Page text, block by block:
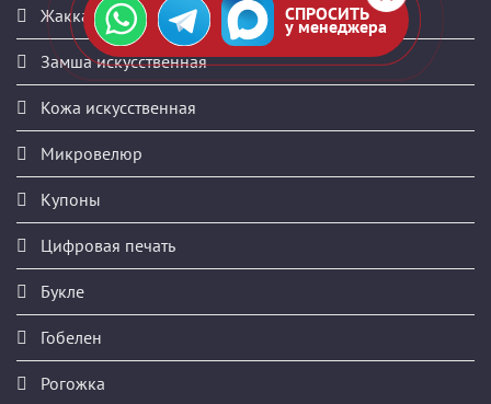
СПРОСИТЬ
у менеджера
Жаккард
Замша искусственная
Кожа искусственная
Микровелюр
Купоны
Цифровая печать
Букле
Гобелен
Рогожка